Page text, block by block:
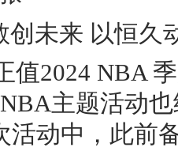
创未来 以恒
值2024 NBA
主题活动
活动中，此前